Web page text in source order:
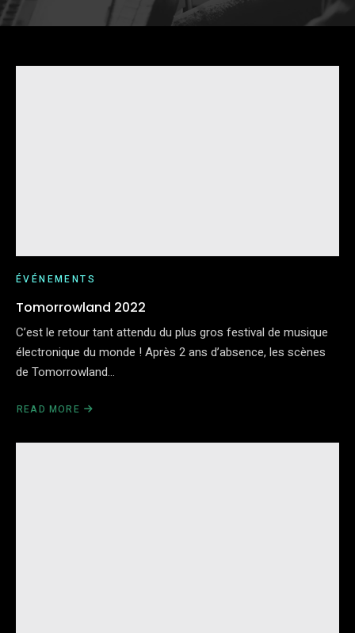
ÉVÉNEMENTS
Tomorrowland 2022
C’est le retour tant attendu du plus gros festival de musique
électronique du monde ! Après 2 ans d’absence, les scènes
de Tomorrowland…
READ MORE